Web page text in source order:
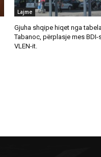
Lajme
Gjuha shqipe hiqet nga
Tabanoc, përplasje mes BDI-
VLEN-it.